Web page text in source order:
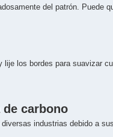
del patrón. Puede
los bordes para suavizar
carbono
industrias debido a